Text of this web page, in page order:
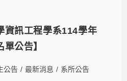
資訊工程學系114學年
公告】
公告 / 最新消息 / 系所公告